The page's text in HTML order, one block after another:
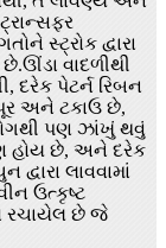
સ્ટ્રોક દ્વારા
છે.ઊંડા વાદળીથી
દરેક પેટર્ન રિબન
અને ટકાઉ છે,
પણ ઝાંખું થવું
હોય છે, અને દરેક
લાવવામાં
ઉત્કૃષ્ટ
રચાયેલ છે જે